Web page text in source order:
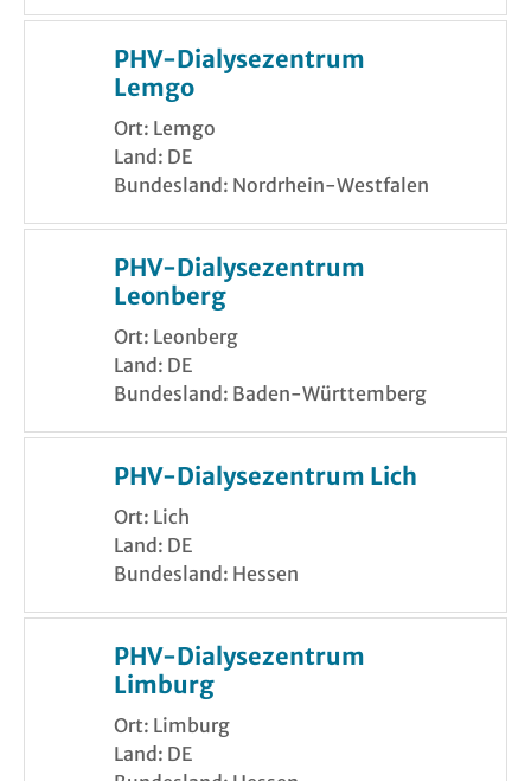
PHV-Dialysezentrum
Lemgo
Ort: Lemgo
Land: DE
Bundesland: Nordrhein-Westfalen
PHV-Dialysezentrum
Leonberg
Ort: Leonberg
Land: DE
Bundesland: Baden-Württemberg
PHV-Dialysezentrum Lich
Ort: Lich
Land: DE
Bundesland: Hessen
PHV-Dialysezentrum
Limburg
Ort: Limburg
Land: DE